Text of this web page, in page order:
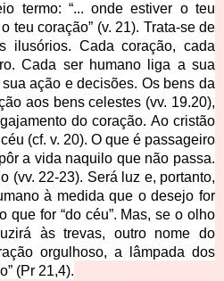
termo: “... onde estiver o teu
teu coração” (v. 21). Trata-se de
ilusórios. Cada coração, cada
Cada ser humano liga a sua
ação e decisões. Os bens da
aos bens celestes (vv. 19.20),
do coração. Ao cristão
(cf. v. 20). O que é passageiro
a vida naquilo que não passa.
(vv. 22-23). Será luz e, portanto,
à medida que o desejo for
que for “do céu”. Mas, se o olho
às trevas, outro nome do
orgulhoso, a lâmpada dos
(Pr 21,4).